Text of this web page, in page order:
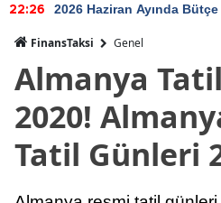
22:26 2026 Haziran Ayında Bütçe
FinansTaksi Genel
Almanya
2020!
Tatil Günleri